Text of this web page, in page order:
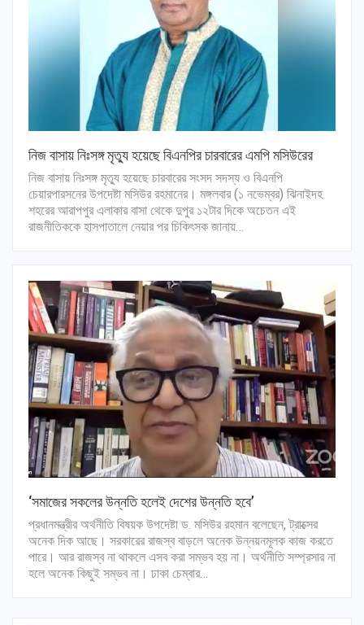
নিজ বাসায় নিঃসঙ্গ মৃত্যু হয়েছে বিএনপির চারবারের এমপি মসিউরের
নিজ বাসায় নিঃসঙ্গ মৃত্যু হয়েছে চারবারের সংসদ সদস্য ও বিএনপি
চেয়ারপারসনের উপদেষ্টা মসিউর রহমানের। মঙ্গলবার (১ নভেম্বর) ঝিনাইদহ
শহরের আরাপপুর এলাকার বাসা থেকে দুপুর ১২টার দিকে অচেতন এই
রাজনীতিককে হাসপাতালে নেয়ার পর চিকিৎসক জানায়…
‘সমাজের সকলের উন্নতি হলেই দেশের উন্নতি হবে’
প্রধানমন্ত্রীর অর্থনীতি বিষয়ক উপদেষ্টা ড. মসিউর রহমান বলেছেন, ট্রাক্সের
অনেক দিক আছে। সরকারের রাজস্ব বাড়লে অনেক উন্নয়নমূলক কাজ করতে
পারে। আর রাজস্ব না থাকলে এসব করা সম্ভব হয় না। অর্থনীতি সম্প্রসার না
হলে অনেক কিছুই সম্ভব না। ঢাকা চেম্বার…